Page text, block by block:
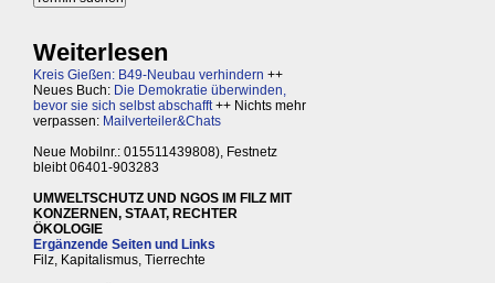
Weiterlesen
Kreis Gießen: B49-Neubau verhindern ++
Neues Buch: Die Demokratie überwinden,
bevor sie sich selbst abschafft++ Nichts mehr
verpassen: Mailverteiler&Chats
Neue Mobilnr.: 015511439808), Festnetz
bleibt 06401-903283
UMWELTSCHUTZ UND NGOS IM FILZ MIT
KONZERNEN, STAAT, RECHTER
ÖKOLOGIE
Ergänzende Seiten und Links
Filz, Kapitalismus, Tierrechte